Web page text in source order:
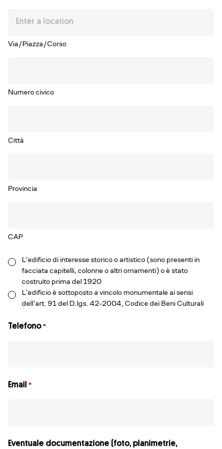
Via/Piazza/Corso
Numero civico
Città
Provincia
CAP
Vincolo
Monumentale
L’edificio di interesse storico o artistico (sono presenti in
facciata capitelli, colonne o altri ornamenti) o è stato
costruito prima del 1920
L’edificio è sottoposto a vincolo monumentale ai sensi
dell’art. 91 del D.lgs. 42-2004, Codice dei Beni Culturali
Telefono *
Email *
Eventuale documentazione (foto, planimetrie,